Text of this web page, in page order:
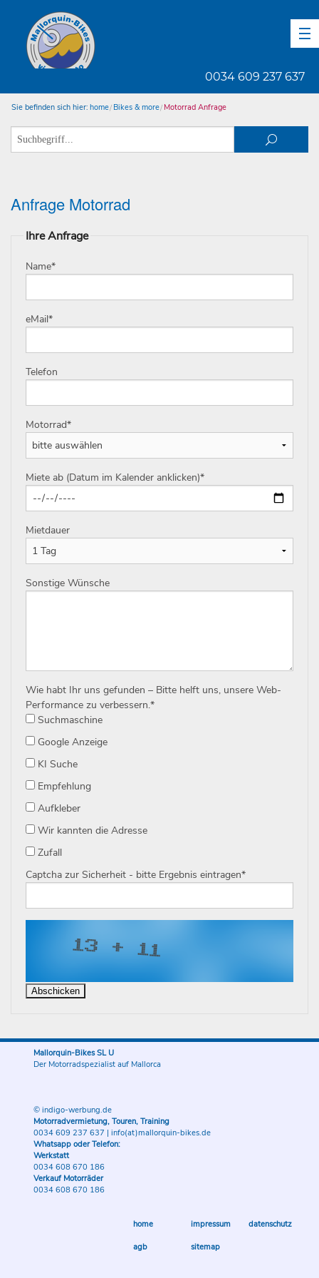
0034 609 237 637
Sie befinden sich hier: home Bikes & more Motorrad Anfrage
Anfrage Motorrad
Ihre Anfrage
Name*
eMail*
Telefon
Motorrad*
Miete ab (Datum im Kalender anklicken)*
Mietdauer
Sonstige Wünsche
Wie habt Ihr uns gefunden – Bitte helft uns, unsere Web-
Performance zu verbessern.*
Suchmaschine
Google Anzeige
KI Suche
Empfehlung
Aufkleber
Wir kannten die Adresse
Zufall
Captcha zur Sicherheit - bitte Ergebnis eintragen*
Mallorquin-Bikes SL U
Der Motorradspezialist auf Mallorca
© indigo-werbung.de
Motorradvermietung, Touren, Training
0034 609 237 637 | info(at)mallorquin-bikes.de
Whatsapp oder Telefon:
Werkstatt
0034 608 670 186
Verkauf Motorräder
0034 608 670 186
home impressum datenschutz
agb sitemap